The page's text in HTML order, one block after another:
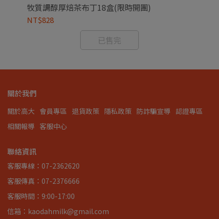
牧質調醇厚焙茶布丁18盒(限時開團)
NT$828
已售完
關於我們
關於高大 會員專區 退貨政策 隱私政策 防詐騙宣導 認證專區
相關報導 客服中心
聯絡資訊
客服專線：07-2362620
客服傳真：07-2376666
客服時間：9:00-17:00
信箱：kaodahmilk@gmail.com